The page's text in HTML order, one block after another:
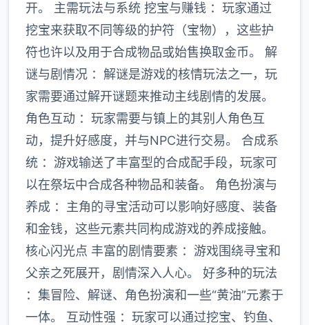
开。 主需玩法与系统 挖宝与赚钱 ：玩家通过
挖宝来获取不同等级的护符（宝物），这些护
符也许以及用于合成物品或始售换取金币。 解
谜与剧情况 ：解谜是游戏的核情玩法之一，玩
家需要通过解开谜题来推动主线剧情的发展。
角色互动 ：玩家需要与镇上的其别人角色互
动，提升好感度，并与NPC进行交易。 合成系
统 ：游戏输送了丰富型的合成配手段，玩家可
以在祭坛中合成各种物品和装备。 角色扮演与
养成 ：主角的寻宝活动可以影响好感度、装备
和金钱，这些元素共同构成游戏的养成接触。
核心闪光点 丰富的剧情要素 ：游戏围绕寻宝和
父亲之死展开，剧情深入人心。 好多种的玩法
：集冒险、解谜、角色扮演和一些“黄油”元素于
一体。 互动性强 ：玩家可以通过挖宝、钓鱼、